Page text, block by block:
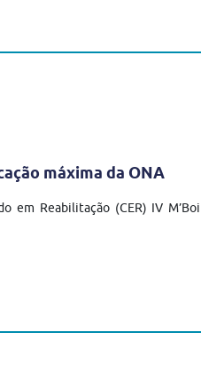
máxima da ONA
em Reabilitação (CER) IV